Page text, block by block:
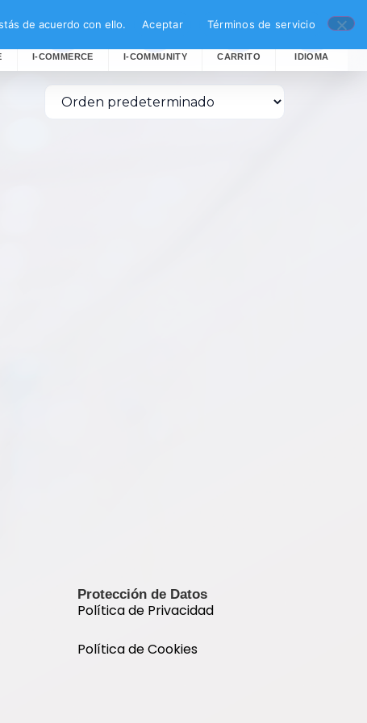
I-COMMERCE I-COMMUNITY CARRITO IDIOMA
Protección de Datos
Política de Privacidad
Política de Cookies
de acuerdo con ello. Aceptar Términos de servicio